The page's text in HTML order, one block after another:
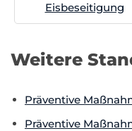
Eisbeseitigung
Weitere
Präventive
Präventive